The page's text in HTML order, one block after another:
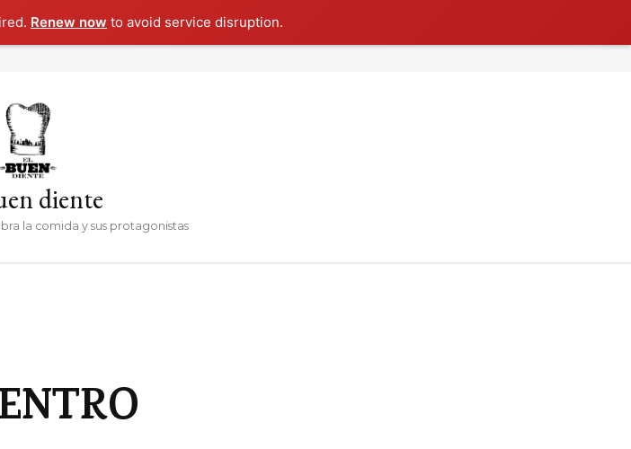
Renew now to avoid service disruption.
diente
la comida y sus protagonistas